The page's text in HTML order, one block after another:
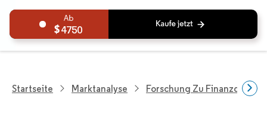
4750
Startseite Marktanalyse Forschung Zu